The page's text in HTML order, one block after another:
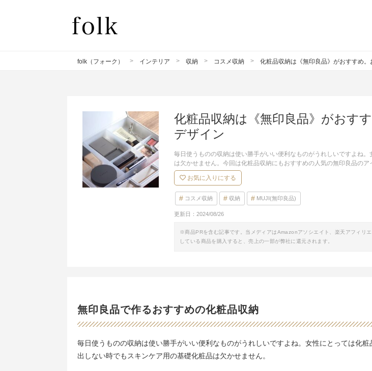
folk（フォーク） インテリア 収納 コスメ収納 化粧品収納は《無印良品》がおすすめ
化粧品収納は《無印良品》がおす
デザイン
毎日使うものの収納は使い勝手がいい便利なものがうれしいですよね
は欠かせません。今回は化粧品収納にもおすすめの人気の無印良品のア
お気に入りにする
コスメ収納 収納 MUJI(無印良品)
更新日： 2024/08/26
※商品PRを含む記事です。当メディアはAmazonアソシエイト、楽天アフィリ
している商品を購入すると、売上の一部が弊社に還元されます。
無印良品で作るおすすめの化粧品収納
毎日使うものの収納は使い勝手がいい便利なものがうれしいですよね。女性にとっては化
出しない時でもスキンケア用の基礎化粧品は欠かせません。